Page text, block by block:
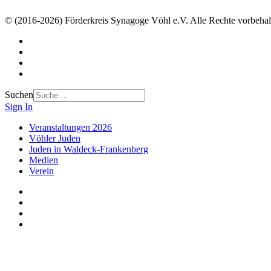
© (2016-2026) Förderkreis Synagoge Vöhl e.V. Alle Rechte
Suchen
Sign In
Veranstaltungen 2026
Vöhler Juden
Juden in Waldeck-Frankenberg
Medien
Verein